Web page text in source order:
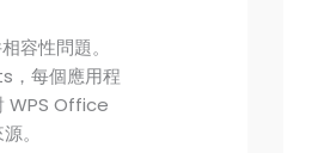
容性問題。
，每個應用程
WPS Office
。